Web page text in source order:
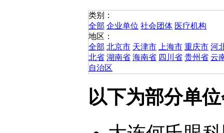
类别：
全部 企业单位 社会团体 医疗机构
地区：
全部 北京市 天津市 上海市 重庆市 河
北省 湖南省 海南省 四川省 贵州省 云
自治区
以下为部分单